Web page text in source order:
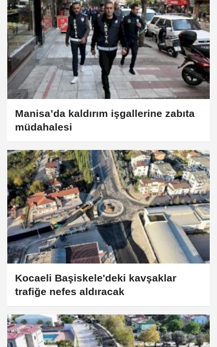
Manisa’da kaldırım işgallerine zabıta
müdahalesi
Kocaeli Başiskele'deki kavşaklar
trafiğe nefes aldıracak